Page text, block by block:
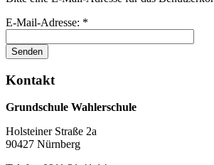
E-Mail-Adresse: *
Senden
Kontakt
Grundschule Wahlerschule
Holsteiner Straße 2a
90427 Nürnberg